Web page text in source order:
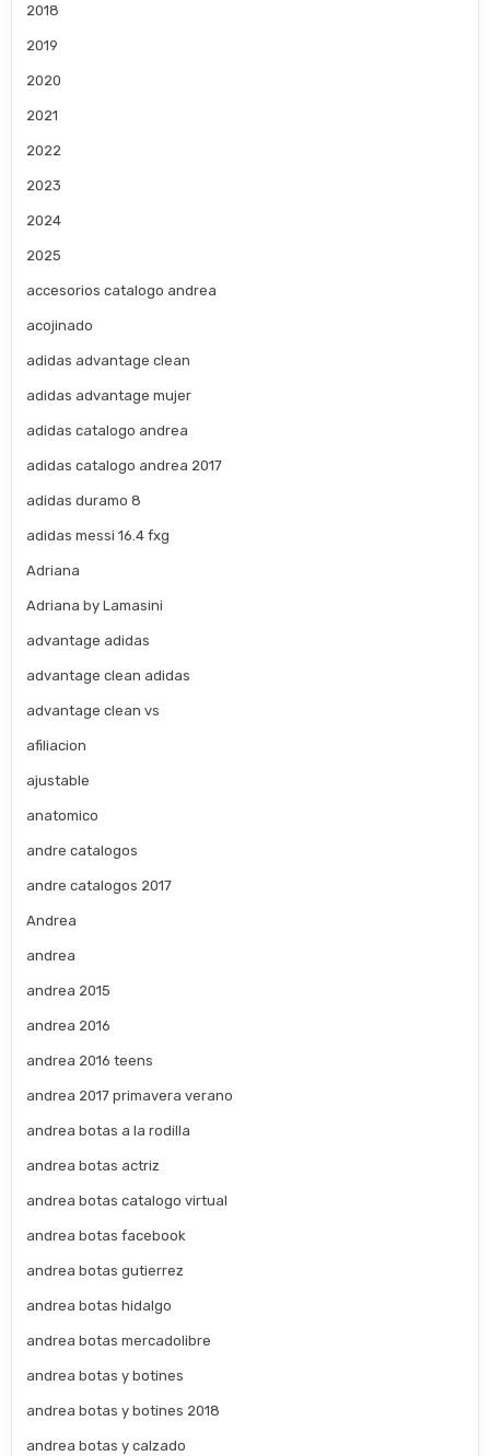
2018
2019
2020
2021
2022
2023
2024
2025
accesorios catalogo andrea
acojinado
adidas advantage clean
adidas advantage mujer
adidas catalogo andrea
adidas catalogo andrea 2017
adidas duramo 8
adidas messi 16.4 fxg
Adriana
Adriana by Lamasini
advantage adidas
advantage clean adidas
advantage clean vs
afiliacion
ajustable
anatomico
andre catalogos
andre catalogos 2017
Andrea
andrea
andrea 2015
andrea 2016
andrea 2016 teens
andrea 2017 primavera verano
andrea botas a la rodilla
andrea botas actriz
andrea botas catalogo virtual
andrea botas facebook
andrea botas gutierrez
andrea botas hidalgo
andrea botas mercadolibre
andrea botas y botines
andrea botas y botines 2018
andrea botas y calzado